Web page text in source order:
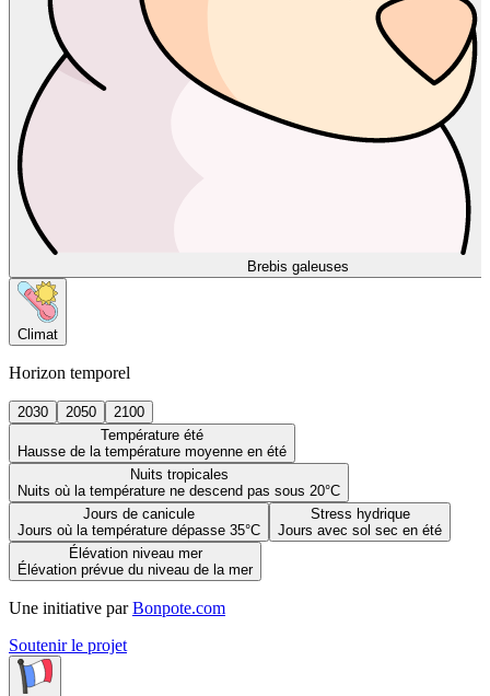
Brebis galeuses
Climat
Horizon temporel
2030 2050
2100
Température été
Hausse de la température moyenne en été
Nuits tropicales
Nuits où la température ne descend pas sous 20°C
Jours de canicule
Jours où la température dépasse 35°C
Stress hydrique
Jours avec sol sec en été
Élévation niveau mer
Élévation prévue du niveau de la mer
Une initiative par Bonpote.com
Soutenir le projet